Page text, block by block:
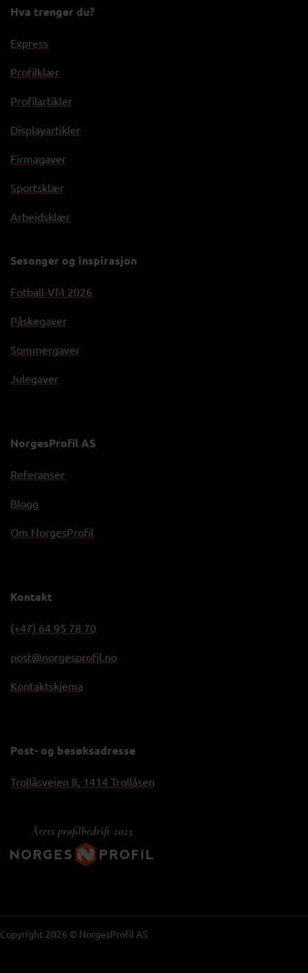
Hva trenger du?
Express
Profilklær
Profilartikler
Displayartikler
Firmagaver
Sportsklær
Arbeidsklær
Sesonger og inspirasjon
Fotball-VM 2026
Påskegaver
Sommergaver
Julegaver
NorgesProfil AS
Referanser
Blogg
Om NorgesProfil
Kontakt
(+47) 64 95 78 70
post@norgesprofil.no
Kontaktskjema
Post- og besøksadresse
Trollåsveien 8, 1414 Trollåsen
Copyright 2026 © NorgesProfil AS